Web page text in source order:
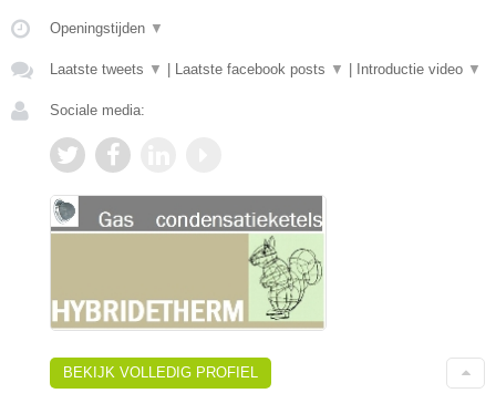
Openingstijden ▼
Laatste tweets ▼ | Laatste facebook posts ▼ | Introductie video ▼
Sociale media:
BEKIJK VOLLEDIG PROFIEL